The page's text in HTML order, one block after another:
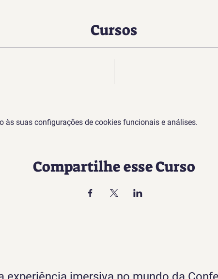
Cursos
às suas configurações de cookies funcionais e análises.
Compartilhe esse Curso